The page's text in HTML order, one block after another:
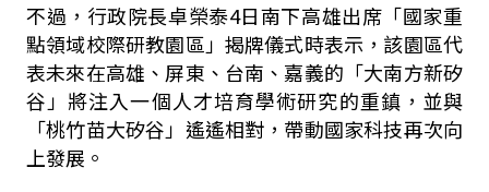
不過，行政院長卓榮泰4日南下高雄出席「國家重
點領域校際研教園區」揭牌儀式時表示，該園區代
表未來在高雄、屏東、台南、嘉義的「大南方新矽
谷」將注入一個人才培育學術研究的重鎮，並與
「桃竹苗大矽谷」遙遙相對，帶動國家科技再次向
上發展。